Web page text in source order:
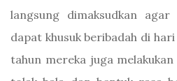
langsung dimaksudkan agar
dapat khusuk beribadah di
tahun mereka juga